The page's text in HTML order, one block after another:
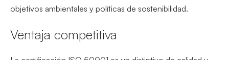
objetivos ambientales y políticas de sostenibilidad.
Ventaja competitiva